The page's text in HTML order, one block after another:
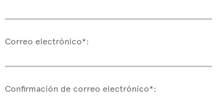
Correo electrónico*:
Confirmación de correo electrónico*: